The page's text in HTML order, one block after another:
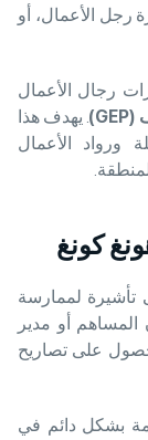
رجل الأعمال، أو
رجال الأعمال
(GEP)
. يهدف هذا
ورواد الأعمال
كونغ
تأشيرة لممارسة
المساهم أو مدير
على تصاريح
بشكل دائم في